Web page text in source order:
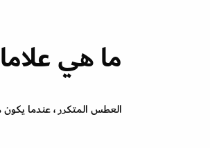
ما هي
العطس المتكرر ، عندما